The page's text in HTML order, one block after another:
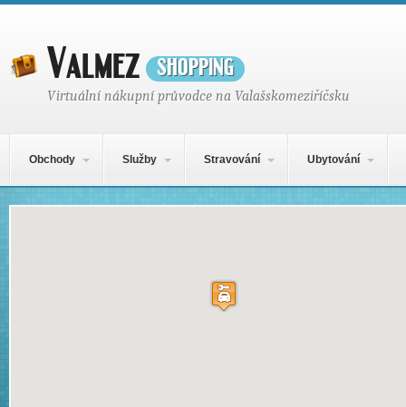
Valmezshopping
Virtuální nákupní průvodce na Valašskomeziříčsku
Obchody Služby Stravování Ubytování
Mapa obsahu